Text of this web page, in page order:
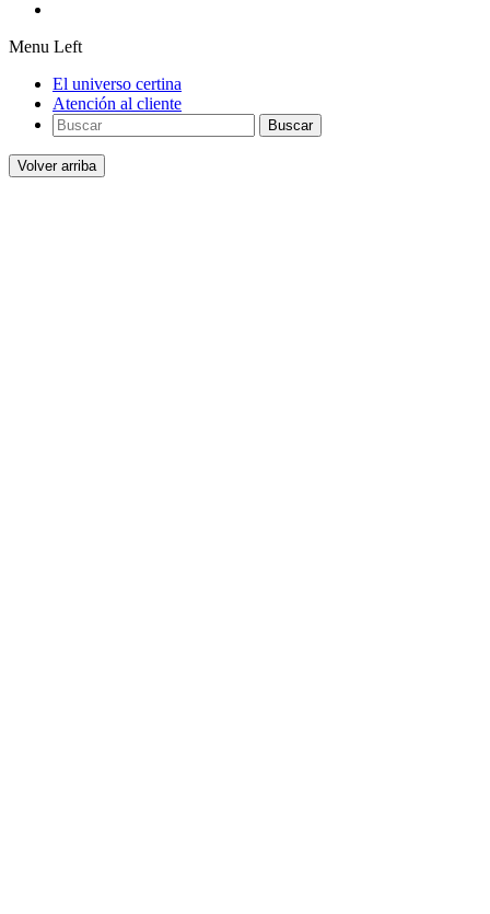
Menu Left
El universo certina
Atención al cliente
Buscar
Volver arriba